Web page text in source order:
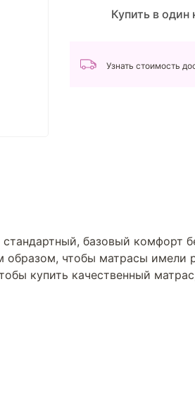
Купить в один
Узнать стоимость
базовый комфорт
образом, чтобы матрасы имели
купить качественный